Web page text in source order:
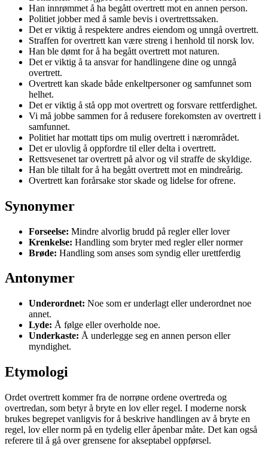
Han innrømmet å ha begått overtrett mot en annen person.
Politiet jobber med å samle bevis i overtrettssaken.
Det er viktig å respektere andres eiendom og unngå overtrett.
Straffen for overtrett kan være streng i henhold til norsk lov.
Han ble dømt for å ha begått overtrett mot naturen.
Det er viktig å ta ansvar for handlingene dine og unngå
overtrett.
Overtrett kan skade både enkeltpersoner og samfunnet som
helhet.
Det er viktig å stå opp mot overtrett og forsvare rettferdighet.
Vi må jobbe sammen for å redusere forekomsten av overtrett i
samfunnet.
Politiet har mottatt tips om mulig overtrett i nærområdet.
Det er ulovlig å oppfordre til eller delta i overtrett.
Rettsvesenet tar overtrett på alvor og vil straffe de skyldige.
Han ble tiltalt for å ha begått overtrett mot en mindreårig.
Overtrett kan forårsake stor skade og lidelse for ofrene.
Synonymer
Forseelse: Mindre alvorlig brudd på regler eller lover
Krenkelse: Handling som bryter med regler eller normer
Brøde: Handling som anses som syndig eller urettferdig
Antonymer
Underordnet: Noe som er underlagt eller underordnet noe
annet.
Lyde: Å følge eller overholde noe.
Underkaste: Å underlegge seg en annen person eller
myndighet.
Etymologi
Ordet overtrett kommer fra de norrøne ordene overtreda og
overtredan, som betyr å bryte en lov eller regel. I moderne norsk
brukes begrepet vanligvis for å beskrive handlingen av å bryte en
regel, lov eller norm på en tydelig eller åpenbar måte. Det kan også
referere til å gå over grensene for akseptabel oppførsel.